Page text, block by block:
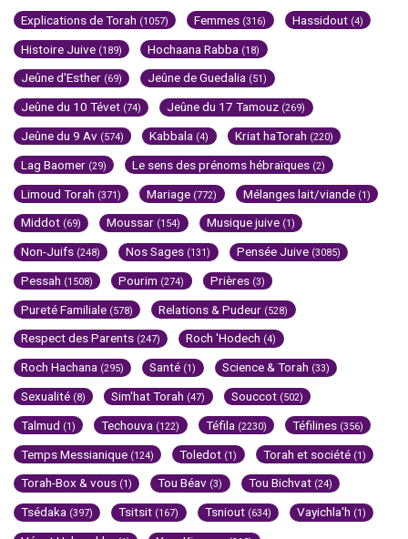
Explications de Torah (1057) Femmes (316) Hassidout (4)
Histoire Juive (189) Hochaana Rabba (18)
Jeûne d'Esther (69) Jeûne de Guedalia (51)
Jeûne du 10 Tévet (74) Jeûne du 17 Tamouz (269)
Jeûne du 9 Av (574) Kabbala (4) Kriat haTorah (220)
Lag Baomer (29) Le sens des prénoms hébraïques (2)
Limoud Torah (371) Mariage (772) Mélanges lait/viande (1)
Middot (69) Moussar (154) Musique juive (1)
Non-Juifs (248) Nos Sages (131) Pensée Juive (3085)
Pessah (1508) Pourim (274) Prières (3)
Pureté Familiale (578) Relations & Pudeur (528)
Respect des Parents (247) Roch 'Hodech (4)
Roch Hachana (295) Santé (1) Science & Torah (33)
Sexualité (8) Sim'hat Torah (47) Souccot (502)
Talmud (1) Techouva (122) Téfila (2230) Téfilines (356)
Temps Messianique (124) Toledot (1) Torah et société (1)
Torah-Box & vous (1) Tou Béav (3) Tou Bichvat (24)
Tsédaka (397) Tsitsit (167) Tsniout (634) Vayichla'h (1)